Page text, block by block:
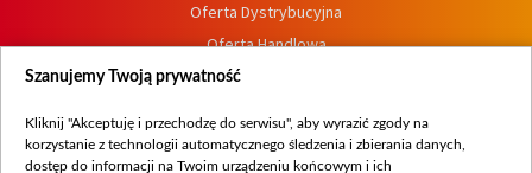
Oferta Dystrybucyjna
Oferta Handlowa
Dostępność
Procedura zgłoszeń wewnętrznych
Szanujemy Twoją prywatność
Kliknij "Akceptuję i przechodzę do serwisu", aby wyrazić zgody na
korzystanie z technologii automatycznego śledzenia i zbierania danych,
dostęp do informacji na Twoim urządzeniu końcowym i ich